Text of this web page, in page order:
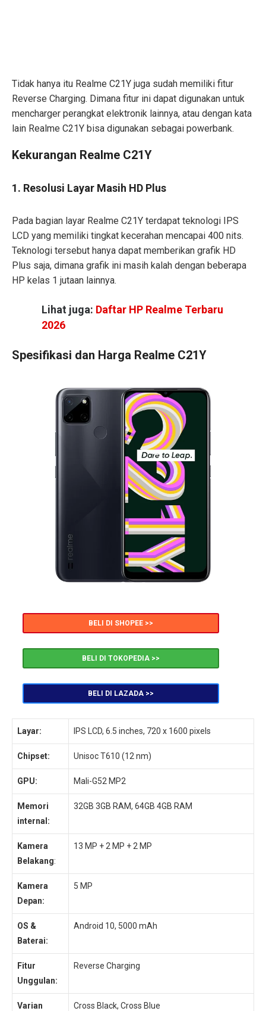
Tidak hanya itu Realme C21Y juga sudah memiliki fitur
Reverse Charging. Dimana fitur ini dapat digunakan untuk
mencharger perangkat elektronik lainnya, atau dengan kata
lain Realme C21Y bisa digunakan sebagai powerbank.
Kekurangan Realme C21Y
1. Resolusi Layar Masih HD Plus
Pada bagian layar Realme C21Y terdapat teknologi IPS
LCD yang memiliki tingkat kecerahan mencapai 400 nits.
Teknologi tersebut hanya dapat memberikan grafik HD
Plus saja, dimana grafik ini masih kalah dengan beberapa
HP kelas 1 jutaan lainnya.
Lihat juga: Daftar HP Realme Terbaru
2026
Spesifikasi dan Harga Realme C21Y
BELI DI SHOPEE >>
BELI DI TOKOPEDIA >>
BELI DI LAZADA >>
Layar: IPS LCD, 6.5 inches, 720 x 1600 pixels
Chipset: Unisoc T610 (12 nm)
GPU: Mali-G52 MP2
Memori
internal:
32GB 3GB RAM, 64GB 4GB RAM
Kamera
Belakang:
13 MP + 2 MP + 2 MP
Kamera
Depan:
5 MP
OS &
Baterai:
Android 10, 5000 mAh
Fitur
Unggulan:
Reverse Charging
Varian
Cross Black, Cross Blue